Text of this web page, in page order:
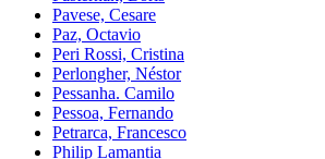
Pavese, Cesare
Paz, Octavio
Peri Rossi, Cristina
Perlongher, Néstor
Pessanha. Camilo
Pessoa, Fernando
Petrarca, Francesco
Philip Lamantia